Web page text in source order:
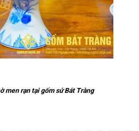
men rạn tại gốm sứ Bát Tràng